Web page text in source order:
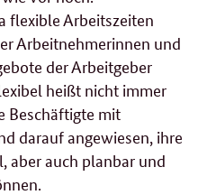
flexible Arbeitszeiten
Arbeitnehmerinnen und
der Arbeitgeber
heißt nicht immer
Beschäftigte mit
darauf angewiesen, ihre
aber auch planbar und